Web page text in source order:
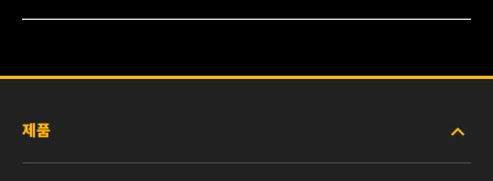
제품